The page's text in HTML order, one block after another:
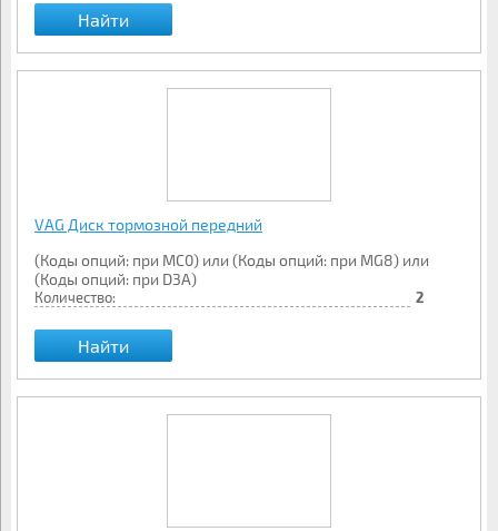
Найти
VAG Диск тормозной передний
(Коды опций: при MC0) или (Коды опций: при MG8) или
(Коды опций: при D3A)
Количество: 2
Найти